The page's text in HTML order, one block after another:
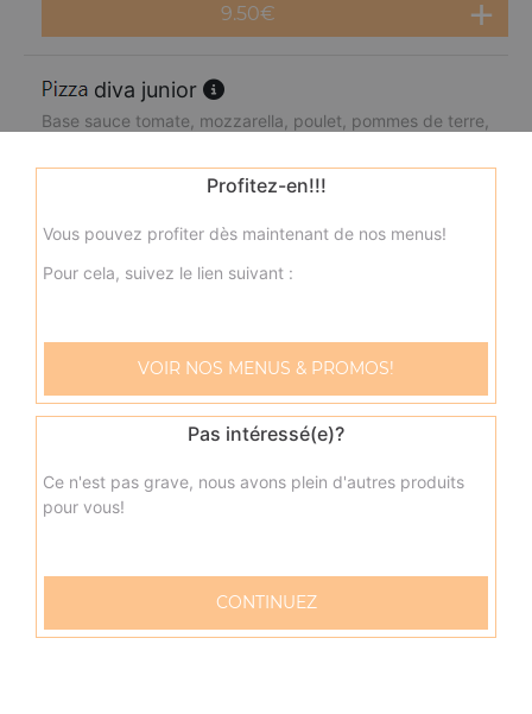
9.50€
diva junior
Base sauce tomate, mozzarella, poulet, pommes de terre,
9.50€
neptune junior
9.50€
napolitaine junior
pacifico junior
Base sauce tomate, mozzarella, saumon fumé, oeufs de
lump, crème fraîche, citron
Profitez-en!!!
Vous pouvez profiter dès maintenant de nos menus!
Pour cela, suivez le lien suivant :
VOIR NOS MENUS & PROMOS!
Pas intéressé(e)?
Ce n'est pas grave, nous avons plein d'autres produits
pour vous!
CONTINUEZ